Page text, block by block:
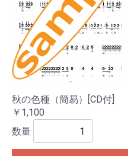
秋の色種（簡易）[CD付]
￥1,100
数量